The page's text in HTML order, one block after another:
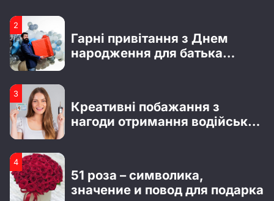
народження для батька
хлопця
нагоди отримання водійських
прав
значение и повод для подарка
Мельника з шоу “Холостяк”:
особисте життя, кар’єра та
актуальні новини
3
особисте життя та кар’єра
4
Татарченко й нові фото
радіоведучої